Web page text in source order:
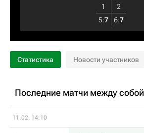
1
2
5:7 6:7
Статистика Новости участников
Последние матчи между собой
11.02, 14:10